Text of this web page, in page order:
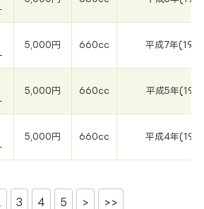
5,000円 660cc 平成7年
5,000円 660cc 平成5年
5,000円 660cc 平成4年
3 4 5 > >>